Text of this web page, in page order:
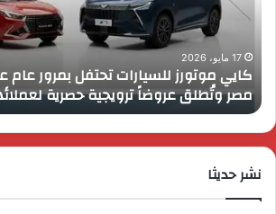
عام
انطلاقها
في
مصر
وتُطلق
عروضاً
ترويجية
حصرية
17 مايو، 2026
كايي موتورز للسيارات تحتفل بمرور
مصر وتُطلق عروضاً ترويجية حصرية
نشر حديثا